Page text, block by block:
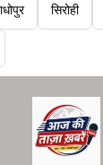
सिरोही